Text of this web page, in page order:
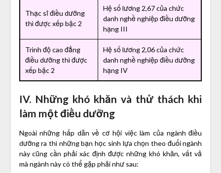
Thạc sĩ điều dưỡng
thì được xếp bậc 2
Hệ số lương 2,67 của chức
danh nghề nghiệp điều dưỡng
hạng III
Trình độ cao đẳng
điều dưỡng thì được
xếp bậc 2
Hệ số lương 2,06 của chức
danh nghề nghiệp điều dưỡng
hạng IV
IV. Những khó khăn và thử thách khi
làm một điều dưỡng
Ngoài những hấp dẫn về cơ hội việc làm của ngành điều
dưỡng ra thì những bạn học sinh lựa chọn theo đuổi ngành
này cũng cần phải xác định được những khó khăn, vất vả
mà ngành này có thể gặp phải như sau: